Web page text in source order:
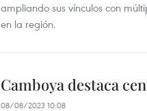
ampliando sus vínculos con
en la región.
Camboya destaca
08/08/2023 10:08